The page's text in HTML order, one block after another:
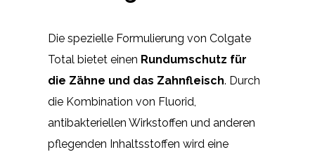
Die spezielle Formulierung von Colgate
Total bietet einen Rundumschutz für
die Zähne und das Zahnfleisch. Durch
die Kombination von Fluorid,
antibakteriellen Wirkstoffen und anderen
pflegenden Inhaltsstoffen wird eine